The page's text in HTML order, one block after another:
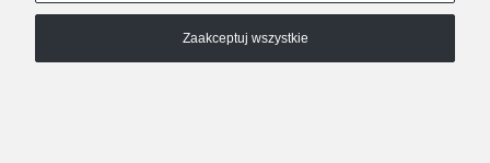
Zaakceptuj wszystkie